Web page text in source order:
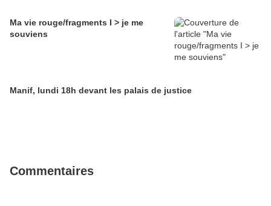
Ma vie rouge/fragments I > je me
souviens
Manif, lundi 18h devant les palais de justice
Commentaires